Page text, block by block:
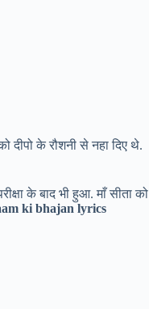
दीपो के रौशनी से नहा दिए थे.
के बाद भी हुआ. माँ सीता को
ki bhajan lyrics